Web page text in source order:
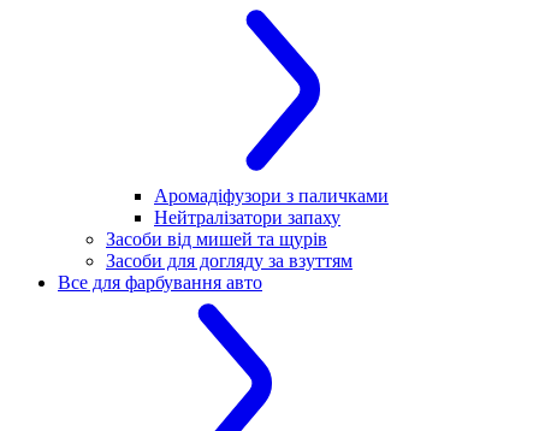
Аромадіфузори з паличками
Нейтралізатори запаху
Засоби від мишей та щурів
Засоби для догляду за взуттям
Все для фарбування авто